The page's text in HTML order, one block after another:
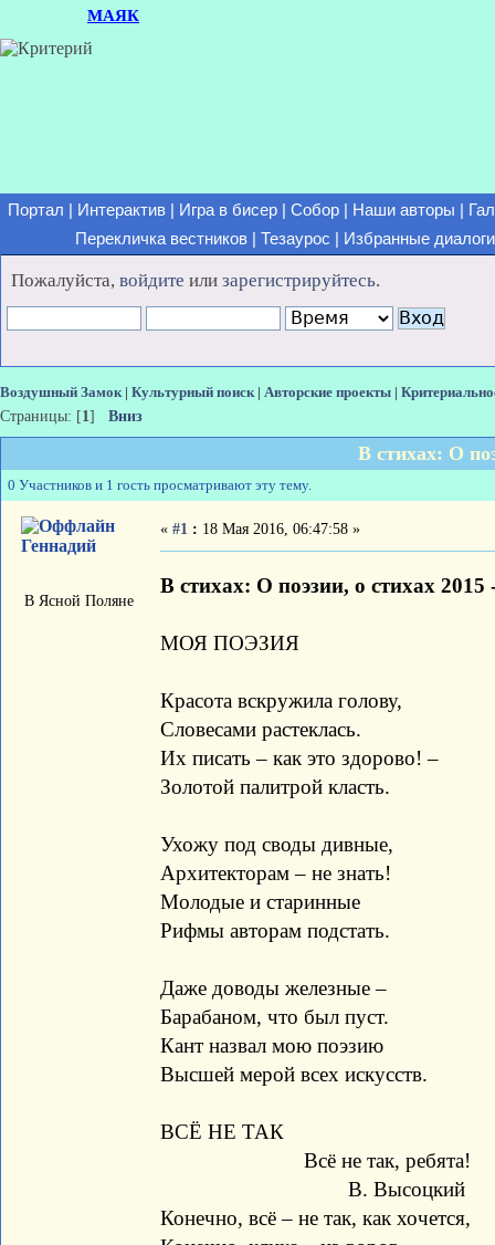
МАЯК
Портал Интерактив| Игра в бисер| Собор| Наши авторы
Перекличка вестников
Тезаурос Избранные диалоги
Пожалуйста, войдите или зарегистрируйтесь.
Воздушный Замок| Культурный поиск| Авторские проекты
Страницы: [1] Вниз
В стихах: О
0 Участников и 1 гость просматривают эту тему.
Геннадий
В Ясной Поляне
« #1 : 18 Мая 2016, 06:47:58 »
В стихах: О поэзии, о стихах 2015
МОЯ ПОЭЗИЯ
Красота вскружила голову,
Словесами растеклась.
Их писать – как это здорово! –
Золотой палитрой класть.
Ухожу под своды дивные,
Архитекторам – не знать!
Молодые и старинные
Рифмы авторам подстать.
Даже доводы железные –
Барабаном, что был пуст.
Кант назвал мою поэзию
Высшей мерой всех искусств.
ВСЁ НЕ ТАК
Всё не так, ребята!
В. Высоцкий
Конечно, всё – не так, как хочется,